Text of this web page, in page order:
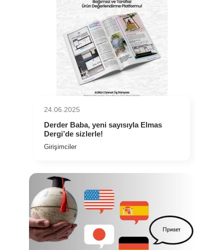
24.06.2025
Derder Baba, yeni sayısıyla Elmas
Dergi’de sizlerle!
Girişimciler